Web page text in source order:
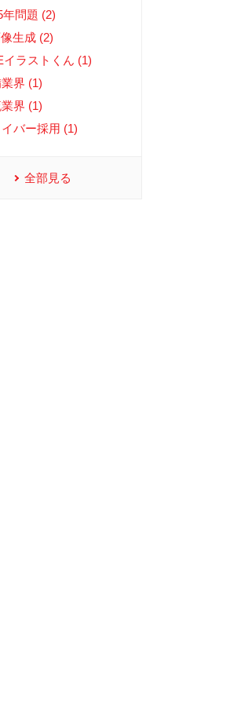
年問題 (2)
生成 (2)
イラストくん (1)
界 (1)
界 (1)
イバー採用 (1)
全部見る